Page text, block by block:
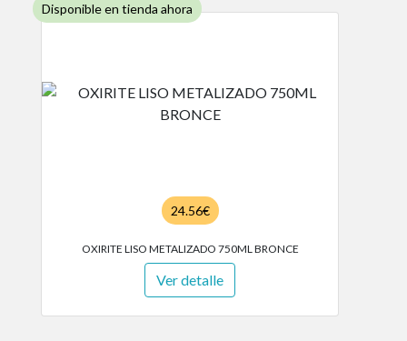
Disponible en tienda ahora
24.56€
OXIRITE LISO METALIZADO 750ML BRONCE
Ver detalle